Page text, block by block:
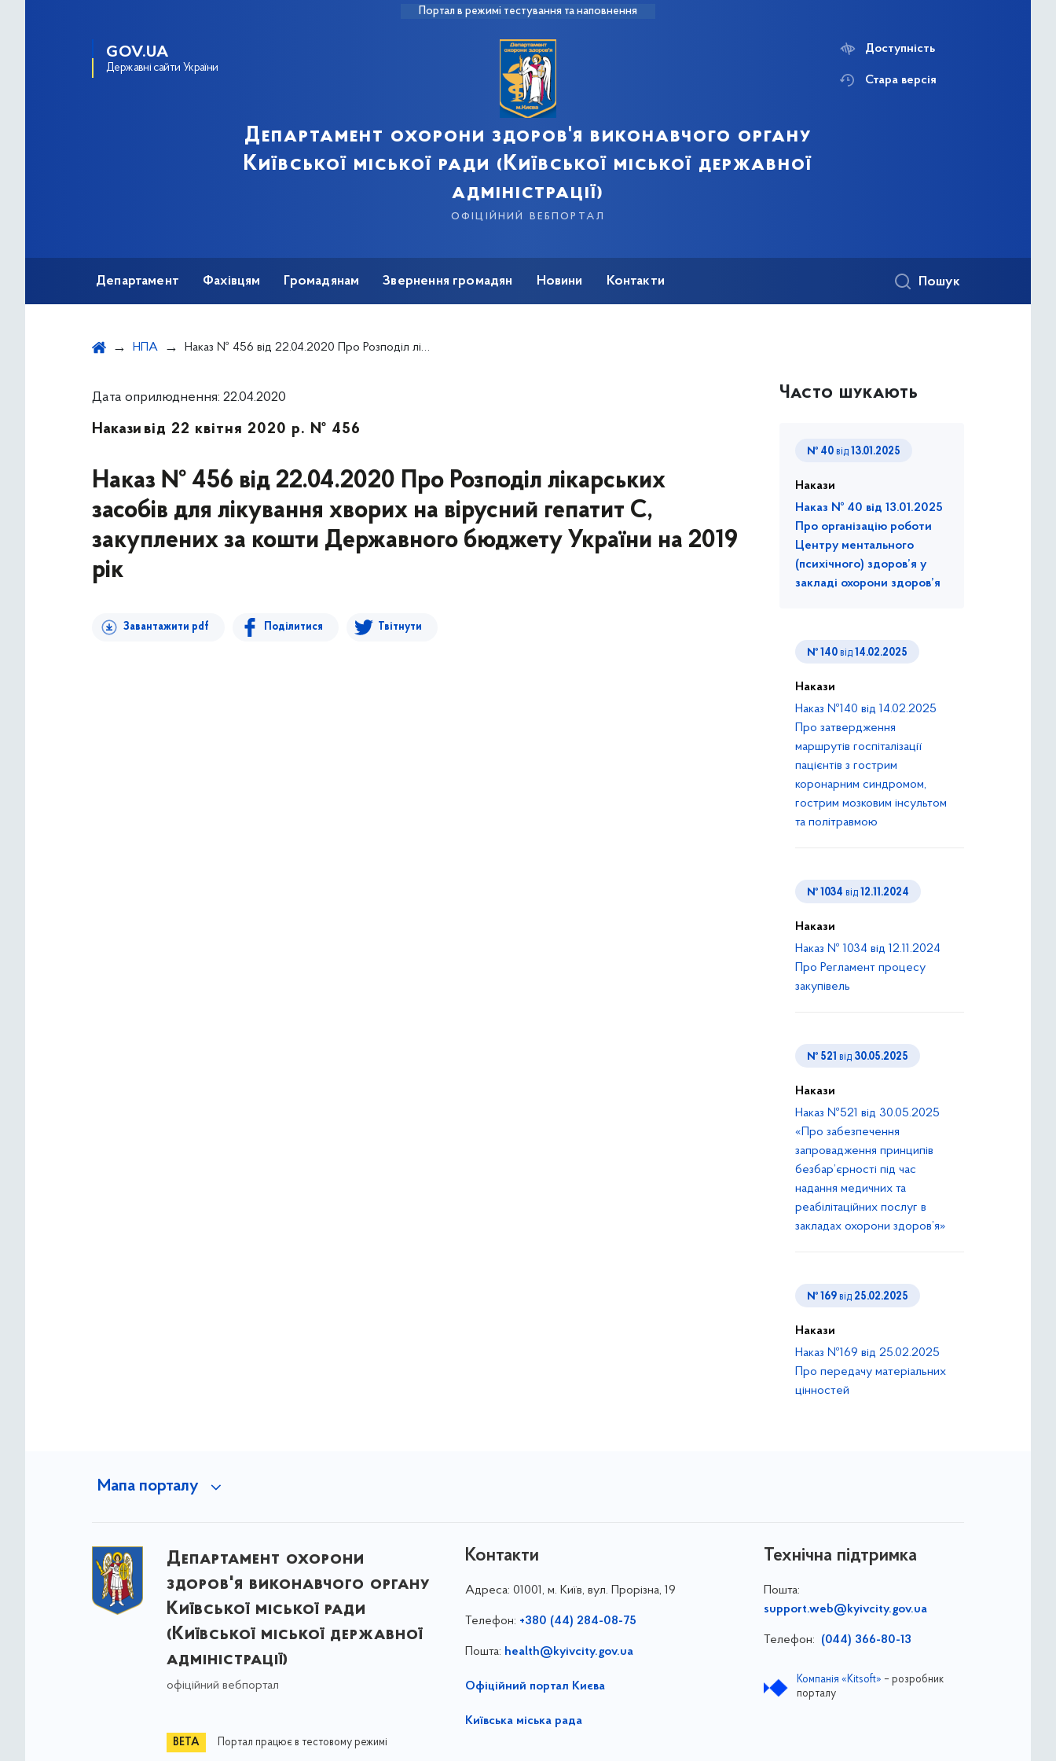
Портал в режимі тестування та наповнення
GOV.UA
Державні сайти України
Департамент охорони здоров'я виконавчого органу
Київської міської ради (Київської міської державної
адміністрації)
офіційний вебпортал
Доступність
Стара версія
Департамент Фахівцям Громадянам Звернення громадян Новини Контакти Пошук
НПА Наказ № 456 від 22.04.2020 Про Розподіл лікарських засобів для лікування хворих на вірусний гепатит С, закуплених за кошти Державного бюджету України на 2019 рік
Дата оприлюднення: 22.04.2020
Накази від 22 квітня 2020 р. № 456
Наказ № 456 від 22.04.2020 Про Розподіл лікарських
засобів для лікування хворих на вірусний гепатит С,
закуплених за кошти Державного бюджету України на 2019
рік
Завантажити pdf Поділитися Твітнути
Часто шукають
№ 40 від 13.01.2025
Накази
Наказ № 40 від 13.01.2025
Про організацію роботи
Центру ментального
(психічного) здоров’я у
закладі охорони здоров’я
№ 140 від 14.02.2025
Накази
Наказ №140 від 14.02.2025
Про затвердження
маршрутів госпіталізації
пацієнтів з гострим
коронарним синдромом,
гострим мозковим інсультом
та політравмою
№ 1034 від 12.11.2024
Накази
Наказ № 1034 від 12.11.2024
Про Регламент процесу
закупівель
№ 521 від 30.05.2025
Накази
Наказ №521 від 30.05.2025
«Про забезпечення
запровадження принципів
безбар’єрності під час
надання медичних та
реабілітаційних послуг в
закладах охорони здоров’я»
№ 169 від 25.02.2025
Накази
Наказ №169 від 25.02.2025
Про передачу матеріальних
цінностей
Мапа порталу
Департамент охорони
здоров'я виконавчого органу
Київської міської ради
(Київської міської державної
адміністрації)
офіційний вебпортал
Портал працює в тестовому режимі
Контакти
Адреса: 01001, м. Київ, вул. Прорізна, 19
Телефон: +380 (44) 284-08-75
Пошта: health@kyivcity.gov.ua
Офіційний портал Києва
Київська міська рада
Технічна підтримка
Пошта:
support.web@kyivcity.gov.ua
Телефон: (044) 366-80-13
Компанія «Kitsoft» – розробник
порталу